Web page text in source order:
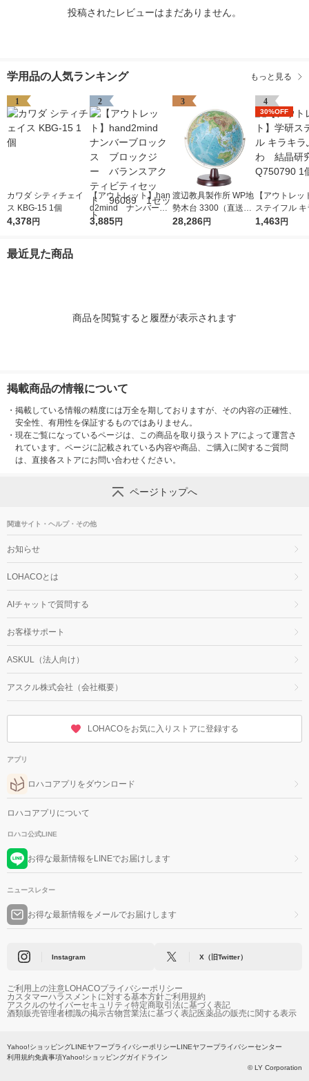
投稿されたレビューはまだありません。
学用品の人気ランキング もっと見る
1
カワダ シティチェイ
ス KBG-15 1個
4,378円
2
【アウトレット】han
d2mind ナンバーブ
ロックス ブロックジ
3,885円
3
渡辺教具製作所 WP地
勢木台 3300（直送
品）
28,286円
4
30%OFF
【アウトレッ
ステイフル
ふわふわ 結
1,463円
最近見た商品
商品を閲覧すると履歴が表示されます
掲載商品の情報について
・ 掲載している情報の精度には万全を期しておりますが、その内容の正確性、
安全性、有用性を保証するものではありません。
・ 現在ご覧になっているページは、この商品を取り扱うストアによって運営さ
れています。ページに記載されている内容や商品、ご購入に関するご質問
は、直接各ストアにお問い合わせください。
ページトップへ
関連サイト・ヘルプ・その他
お知らせ
LOHACOとは
AIチャットで質問する
お客様サポート
ASKUL（法人向け）
アスクル株式会社（会社概要）
LOHACOをお気に入りストアに登録する
アプリ
ロハコアプリをダウンロード
ロハコアプリについて
ロハコ公式LINE
お得な最新情報をLINEでお届けします
ニュースレター
お得な最新情報をメールでお届けします
Instagram X（旧Twitter）
ご利用上の注意LOHACOプライバシーポリシー
カスタマーハラスメントに対する基本方針ご利用規約
アスクルのサイバーセキュリティ特定商取引法に基づく表記
酒類販売管理者標識の掲示古物営業法に基づく表記医薬品の販売に関する表示
Yahoo!ショッピングLINEヤフープライバシーポリシーLINEヤフープライバシーセンター
利用規約免責事項Yahoo!ショッピングガイドライン
© LY Corporation